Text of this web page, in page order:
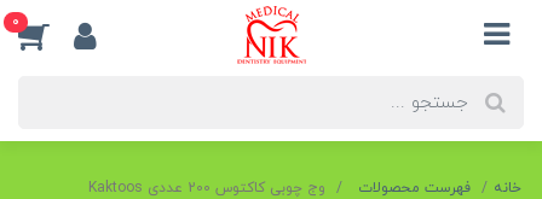
0
خانه فهرست محصولات وج چوبی کاکتوس 200 عددی Kaktoos